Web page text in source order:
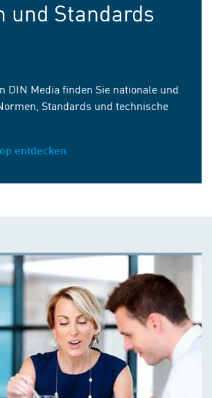
und Standards
DIN Media finden Sie nationale und
Standards und technische
entdecken